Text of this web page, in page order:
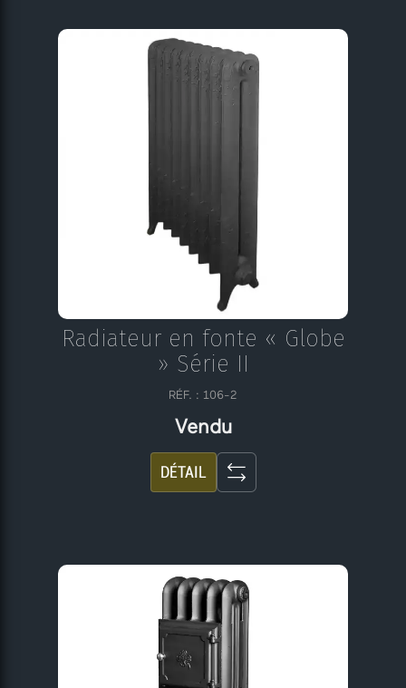
Radiateur en fonte « Globe
» Série II
RÉF. : 106-2
Vendu
DÉTAIL